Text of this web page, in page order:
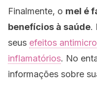
Finalmente, o mel é
benefícios à saúde.
seus efeitos
inflamatórios. No
informações sobre